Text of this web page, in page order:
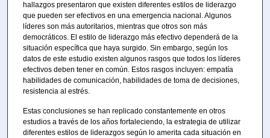
hallazgos presentaron que existen diferentes estilos de liderazgo
que pueden ser efectivos en una emergencia nacional. Algunos
líderes son más autoritarios, mientras que otros son más
democráticos. El estilo de liderazgo más efectivo dependerá de la
situación específica que haya surgido. Sin embargo, según los
datos de este estudio existen algunos rasgos que todos los líderes
efectivos deben tener en común. Estos rasgos incluyen: empatía
habilidades de comunicación, habilidades de toma de decisiones,
resistencia al estrés.
Estas conclusiones se han replicado constantemente en otros
estudios a través de los años fortaleciendo, la estrategia de utilizar
diferentes estilos de liderazgos según lo amerita cada situación en